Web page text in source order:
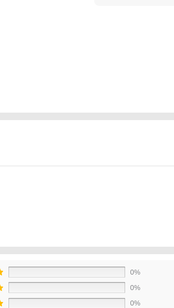
0%
0%
0%